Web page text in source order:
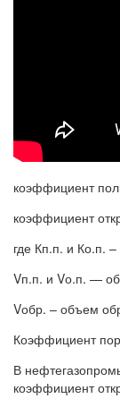
коэффициент
коэффициент
где Кп.п. и Ко.п.
Vп.п. и Vо.п. —
Vобр. – объем
Коэффициент
В
коэффициент